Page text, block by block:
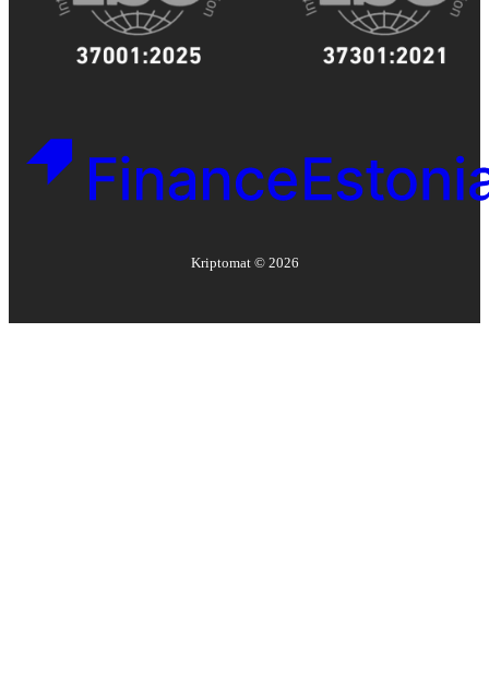
Kriptomat © 2026